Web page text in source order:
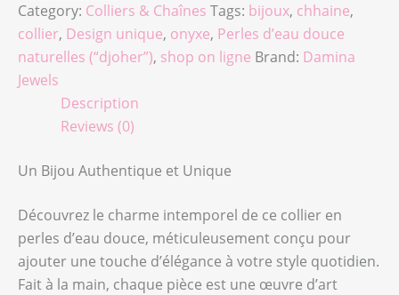
Category: Colliers & Chaînes Tags: bijoux, chhaine,
collier, Design unique, onyxe, Perles d’eau douce
naturelles (“djoher”), shop on ligne Brand: Damina
Jewels
Description
Reviews (0)
Un Bijou Authentique et Unique
Découvrez le charme intemporel de ce collier en
perles d’eau douce, méticuleusement conçu pour
ajouter une touche d’élégance à votre style quotidien.
Fait à la main, chaque pièce est une œuvre d’art